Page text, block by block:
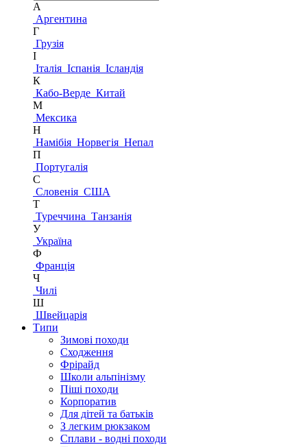
А
Аргентина
Г
Грузія
І
Італія Іспанія Ісландія
К
Кабо-Верде Китай
М
Мексика
Н
Намібія Норвегія Непал
П
Португалія
С
Словенія США
Т
Туреччина Танзанія
У
Україна
Ф
Франція
Ч
Чилі
Ш
Швейцарія
Типи
Зимові походи
Сходження
Фрірайд
Школи альпінізму
Піші походи
Корпоратив
Для дітей та батьків
З легким рюкзаком
Сплави - водні походи